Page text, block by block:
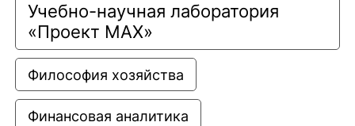
Учебно-научная лаборатория
«Проект МАХ»
Философия хозяйства
Финансовая аналитика